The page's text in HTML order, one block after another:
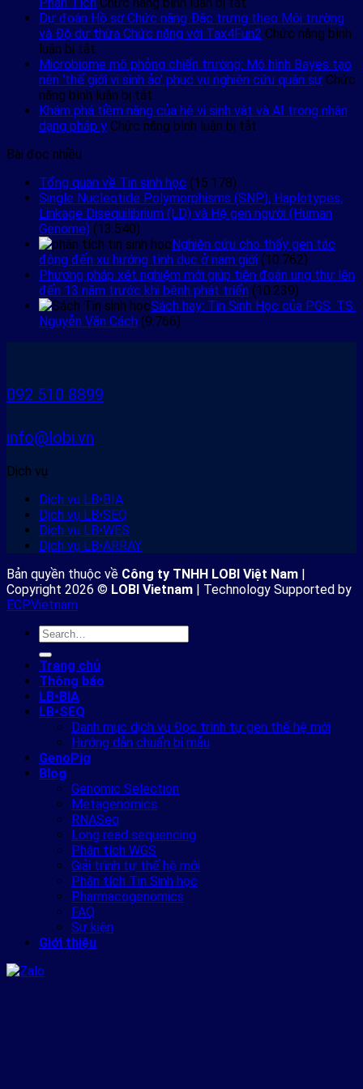
Multiomics
Seminar
Cancer
Research
Khám
Phá
seq
Đơn
Hướng
Dẫn
Phân
Tích
Dự đoán Hồ sơ Chức năng Đặc trưng theo Môi trường
và Độ dư thừa Chức năng với Tax4Fun2 Chức năng bình
luận bị tắt
Dự
đoán
Hồ
sơ
Chức
theo
Môi
trường
và
Độ
dư
thừa
Chức
năng
với
Microbiome mô phỏng chiến trường: Mô hình Bayes tạo
nên ‘thế giới vi sinh ảo’ phục vụ nghiên cứu quân sự Chức
năng bình luận bị tắt
Microbiome
mô
Mô
hình
Bayes
nên
‘thế
giới
vi
sinh
ảo’
Khám phá tiềm năng của hệ vi sinh vật và AI trong nhận
dạng pháp y Chức năng bình luận bị tắt
của
hệ
sinh
vật
và
AI
trong
Bài đọc nhiều
Tổng quan về Tin sinh học (15.178)
Single Nucleotide Polymorphisms (SNP), Haplotypes,
Linkage Disequilibrium (LD) và Hệ gen người (Human
Genome) (13.540)
Nghiên cứu cho thấy gen tác
động đến xu hướng tình dục ở nam giới (10.762)
Phương pháp xét nghiệm mới giúp tiên đoán ung thư lên
đến 13 năm trước khi bệnh phát triển (10.239)
Sách hay: Tin Sinh Học của PGS. TS.
Nguyễn Văn Cách (9.766)
092 510 8899
info@lobi.vn
Dịch vụ
Dịch vụ LB•BIA
Dịch vụ LB•SEQ
Dịch vụ LB•WES
Dịch vụ LB•ARRAY
Bản quyền thuộc về Công ty TNHH LOBI Việt Nam |
Copyright 2026 © LOBI Vietnam | Technology Supported by
ECPVietnam
Trang chủ
Thông báo
LB•BIA
LB•SEQ
Danh mục dịch vụ Đọc trình tự gen thế hệ mới
Hướng dẫn chuẩn bị mẫu
GenoPig
Blog
Genomic Selection
Metagenomics
RNASeq
Long read sequencing
Phân tích WGS
Giải trình tự thế hệ mới
Phân tích Tin Sinh học
Pharmacogenomics
FAQ
Sự kiện
Giới thiệu